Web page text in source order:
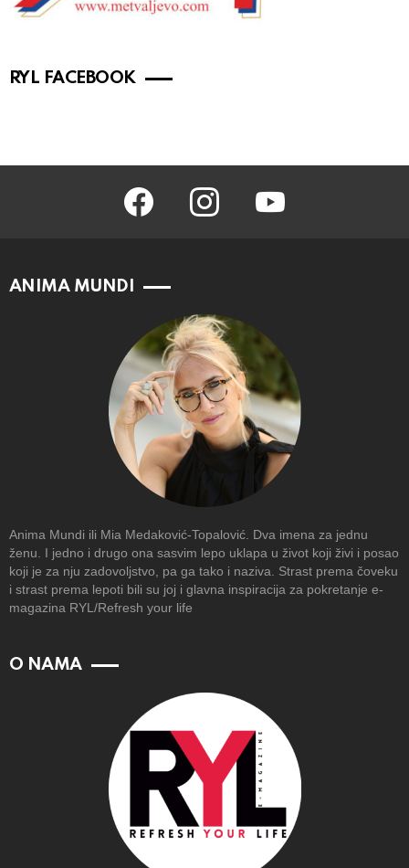
RYL FACEBOOK
facebook instagram
ANIMA MUNDI
Anima Mundi ili Mia Medaković-Topalović. Dva imena za jednu
ženu. I jedno i drugo ona sasvim lepo uklapa u život koji živi i posao
koji je za nju zadovoljstvo, pa ga tako i naziva. Strast prema čoveku
i strast prema lepoti bili su joj i glavna inspiracija za pokretanje e-
magazina RYL/Refresh your life
O NAMA